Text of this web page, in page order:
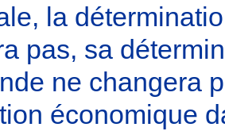
la
pas, sa
ne changera
économique